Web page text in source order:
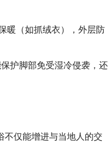
暖（如抓绒衣），外层防
护脚部免受湿冷侵袭，还
不仅能增进与当地人的交